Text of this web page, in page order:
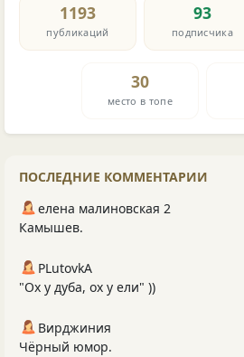
1193
публикаций
93
подписчика
30
место в топе
ПОСЛЕДНИЕ КОММЕНТАРИИ
елена малиновская 2
Камышев.
PLutоvkА
"Ох у дуба, ох у ели" ))
Вирджиния
Чёрный юмор.